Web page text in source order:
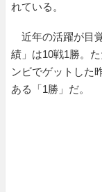
れている。
近年の活躍が目
績」は10戦1勝。
ンビでゲットした
ある「1勝」だ。